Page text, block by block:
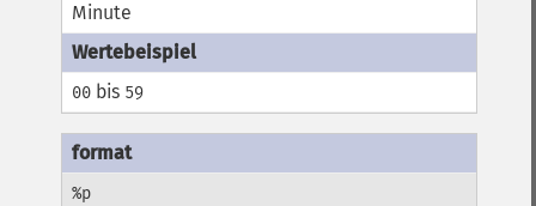
Minute
00 bis 59
%p